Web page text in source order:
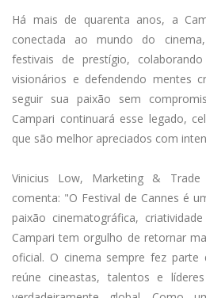
Há mais de quarenta anos, a
conectada ao mundo do
festivais de prestígio,
visionários e defendendo mentes
seguir sua paixão sem
Campari continuará esse legado,
que são melhor apreciados com
Vinicius Low, Marketing & Trade
comenta: "O Festival de Cannes é
paixão cinematográfica,
Campari tem orgulho de retornar
oficial. O cinema sempre fez parte
reúne cineastas, talentos e